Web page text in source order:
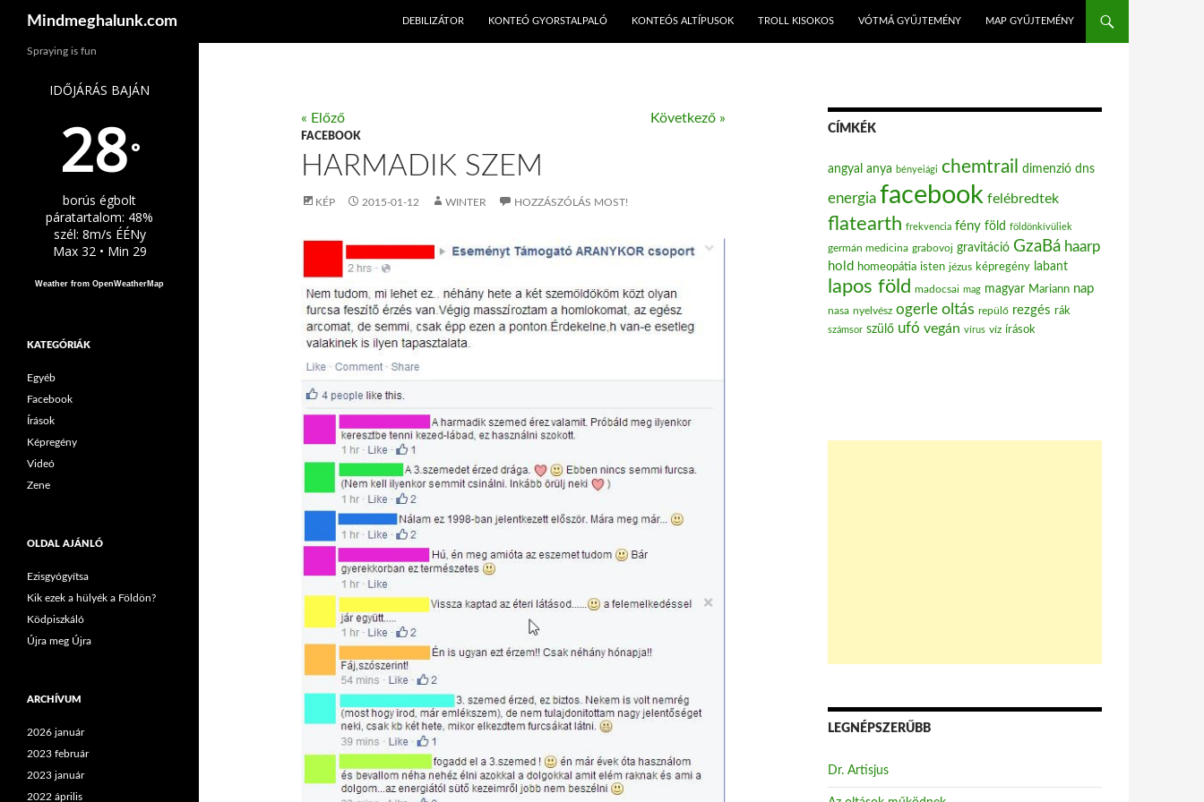
Mindmeghalunk.com
DEBILIZÁTOR
KONTEÓ GYORSTALPALÓ KONTEÓS ALTÍPUSOK TROLL KISOKOS VÓTMÁ GYŰJTEMÉNY MAP GYŰJTEMÉNY
« Előző Következő »
FACEBOOK
HARMADIK SZEM
KÉP 2015-01-12 WINTER HOZZÁSZÓLÁS MOST!
CÍMKÉK
angyal anya bényeiági chemtrail dimenzió dns
energia facebook felébredtek
flatearth frekvencia fény föld földönkívüliek
germán medicina grabovoj gravitáció GzaBá haarp
hold homeopátia isten jézus képregény labant
lapos föld madocsai mag magyar Mariann nap
nasa nyelvész ogerle oltás repülő rezgés rák
számsor szülő ufó vegán vírus víz írások
LEGNÉPSZERŰBB
Dr. Artisjus
Spraying is fun
IDŐJÁRÁS BAJÁN
28°
borús égbolt
páratartalom: 48%
szél: 8m/s ÉÉNy
Max 32 • Min 29
Weather from OpenWeatherMap
KATEGÓRIÁK
Egyéb
Facebook
Írások
Képregény
Videó
Zene
OLDAL AJÁNLÓ
Ezisgyógyítsa
Kik ezek a hülyék a Földön?
Ködpiszkáló
Újra meg Újra
ARCHÍVUM
2026 január
2023 február
2023 január
2022 április